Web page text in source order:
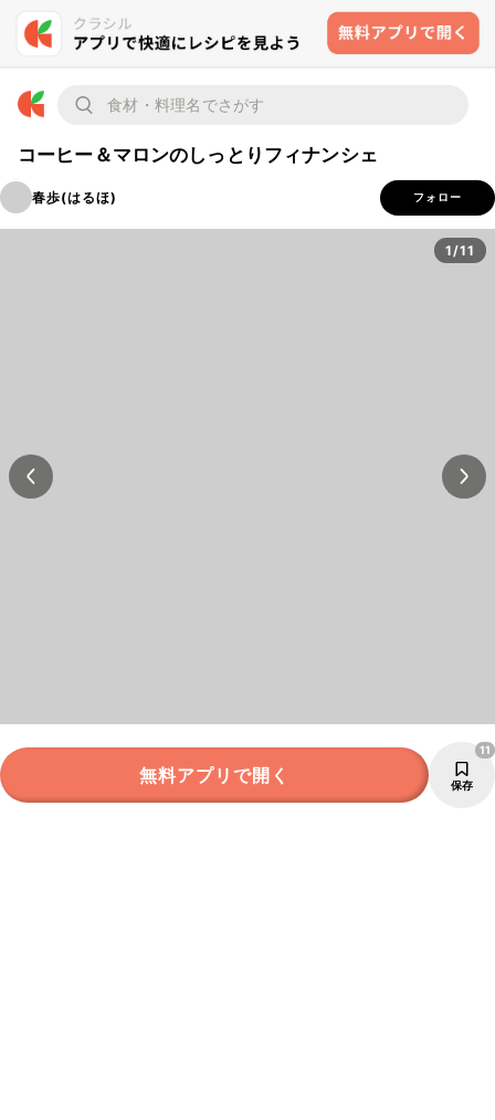
コーヒー＆マロンのしっとりフィナンシェ
春歩(はるほ) フォロー
1/11
無料アプリで開く 保存
11